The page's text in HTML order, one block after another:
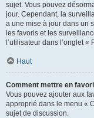
sujet. Vous pouvez
jour. Cependant, la
a une mise à jour dans un
les favoris et les
l’utilisateur dans l’onglet
Haut
Comment mettre en
Vous pouvez ajouter aux
approprié dans le menu «
sujet de discussion.